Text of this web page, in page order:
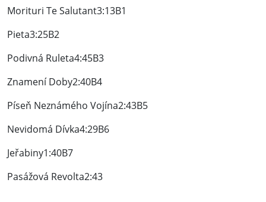
Morituri Te Salutant3:13B1
Pieta3:25B2
Podivná Ruleta4:45B3
Znamení Doby2:40B4
Píseň Neznámého Vojína2:43B5
Nevidomá Dívka4:29B6
Jeřabiny1:40B7
Pasážová Revolta2:43